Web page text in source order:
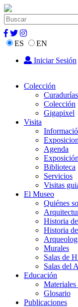
ES
EN
Iniciar Sesión
Colección
Curadurías
Colección
Gigapixel
Visita
Agenda
Biblioteca
Servicios
Visitas
El Museo
Quiénes
Historia
Historia
Murales
Salas de
Salas del
Educación
Glosario
Publicaciones